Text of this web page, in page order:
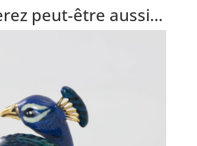
peut-être aussi…